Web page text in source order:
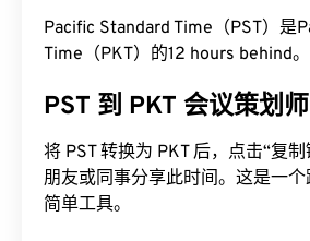
Pacific Standard Time（PST）是
Time（PKT）的12 hours behind。
PST 到 PKT 会议策划师
将 PST 转换为 PKT 后，点击“复
朋友或同事分享此时间。这是一
简单工具。